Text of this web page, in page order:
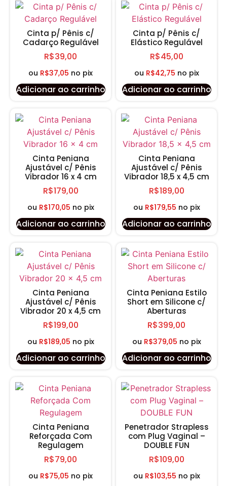
Cinta p/ Pênis c/
Cadarço Regulável
R$39,00
ou R$37,05 no pix
Adicionar ao carrinho
Cinta p/ Pênis c/
Elástico Regulável
R$45,00
ou R$42,75 no pix
Adicionar ao carrinho
Cinta Peniana
Ajustável c/ Pênis
Vibrador 16 x 4 cm
R$179,00
ou R$170,05 no pix
Adicionar ao carrinho
Cinta Peniana
Ajustável c/ Pênis
Vibrador 18,5 x 4,5 cm
R$189,00
ou R$179,55 no pix
Adicionar ao carrinho
Cinta Peniana
Ajustável c/ Pênis
Vibrador 20 x 4,5 cm
R$199,00
ou R$189,05 no pix
Adicionar ao carrinho
Cinta Peniana Estilo
Short em Silicone c/
Aberturas
R$399,00
ou R$379,05 no pix
Adicionar ao carrinho
Cinta Peniana
Reforçada Com
Regulagem
R$79,00
ou R$75,05 no pix
Penetrador Strapless
com Plug Vaginal –
DOUBLE FUN
R$109,00
ou R$103,55 no pix